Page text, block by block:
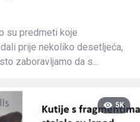
su predmeti koje
prije nekoliko desetljeća,
zaboravljamo da s...
5K